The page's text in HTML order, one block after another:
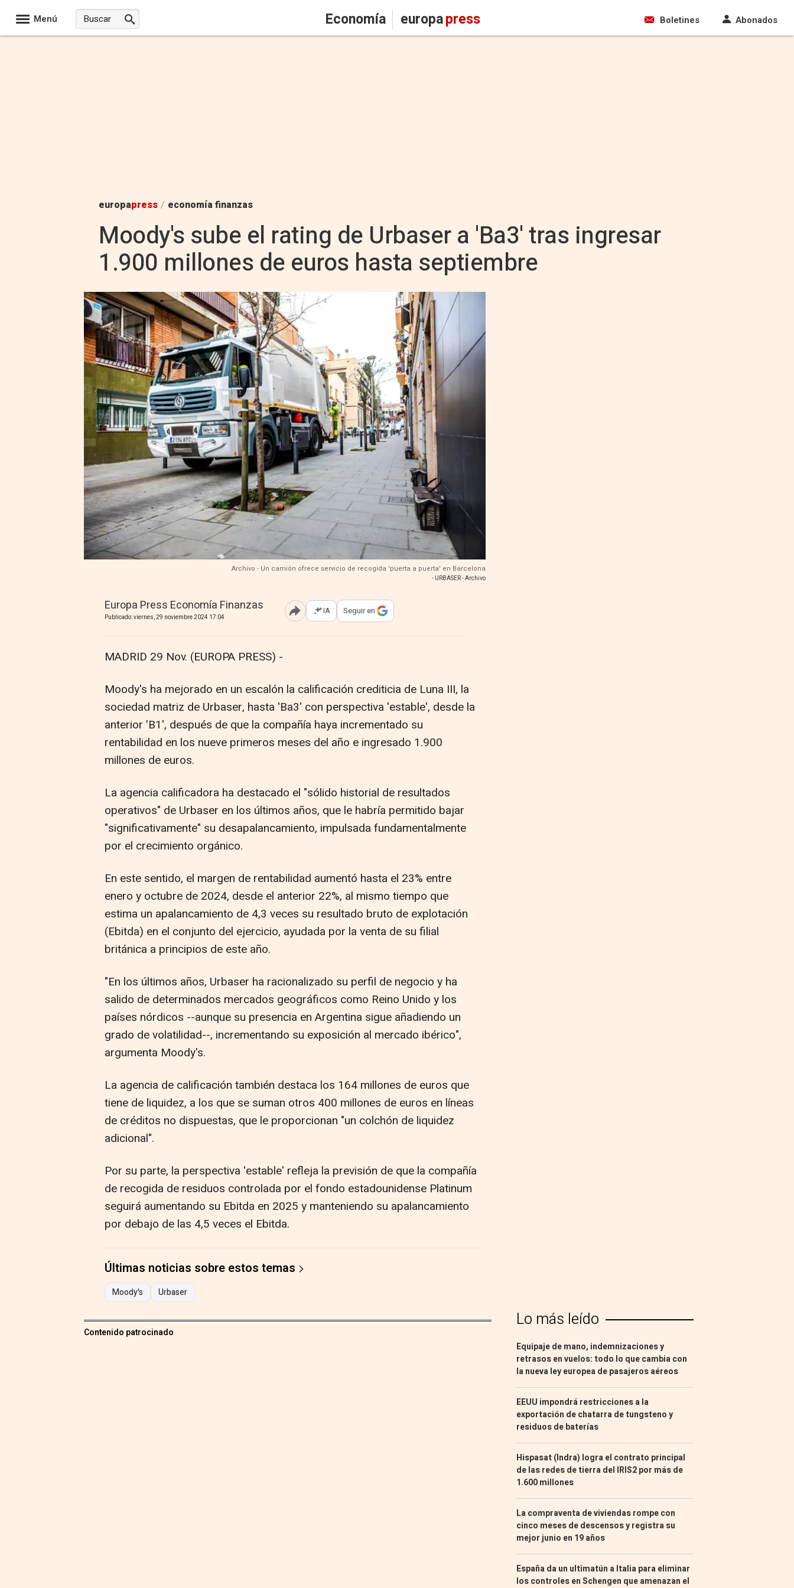
Menú Economía europapress Boletines Abonados
europapress / economía finanzas
Moody's sube el rating de Urbaser a 'Ba3' tras ingresar
1.900 millones de euros hasta septiembre
Archivo - Un camión ofrece servicio de recogida 'puerta a puerta' en Barcelona
- URBASER - Archivo
Europa Press Economía Finanzas
Publicado: viernes, 29 noviembre 2024 17:04 Abrir opciones para compartir
IA Seguir en
MADRID 29 Nov. (EUROPA PRESS) -
Moody's ha mejorado en un escalón la calificación crediticia de Luna III, la
sociedad matriz de Urbaser, hasta 'Ba3' con perspectiva 'estable', desde la
anterior 'B1', después de que la compañía haya incrementado su
rentabilidad en los nueve primeros meses del año e ingresado 1.900
millones de euros.
La agencia calificadora ha destacado el "sólido historial de resultados
operativos" de Urbaser en los últimos años, que le habría permitido bajar
"significativamente" su desapalancamiento, impulsada fundamentalmente
por el crecimiento orgánico.
En este sentido, el margen de rentabilidad aumentó hasta el 23% entre
enero y octubre de 2024, desde el anterior 22%, al mismo tiempo que
estima un apalancamiento de 4,3 veces su resultado bruto de explotación
(Ebitda) en el conjunto del ejercicio, ayudada por la venta de su filial
británica a principios de este año.
"En los últimos años, Urbaser ha racionalizado su perfil de negocio y ha
salido de determinados mercados geográficos como Reino Unido y los
países nórdicos --aunque su presencia en Argentina sigue añadiendo un
grado de volatilidad--, incrementando su exposición al mercado ibérico",
argumenta Moody's.
La agencia de calificación también destaca los 164 millones de euros que
tiene de liquidez, a los que se suman otros 400 millones de euros en líneas
de créditos no dispuestas, que le proporcionan "un colchón de liquidez
adicional".
Por su parte, la perspectiva 'estable' refleja la previsión de que la compañía
de recogida de residuos controlada por el fondo estadounidense Platinum
seguirá aumentando su Ebitda en 2025 y manteniendo su apalancamiento
por debajo de las 4,5 veces el Ebitda.
Últimas noticias sobre estos temas
Moody's Urbaser
Contenido patrocinado
Lo más leído
Equipaje de mano, indemnizaciones y
retrasos en vuelos: todo lo que cambia con
la nueva ley europea de pasajeros aéreos
EEUU impondrá restricciones a la
exportación de chatarra de tungsteno y
residuos de baterías
Hispasat (Indra) logra el contrato principal
de las redes de tierra del IRIS2 por más de
1.600 millones
La compraventa de viviendas rompe con
cinco meses de descensos y registra su
mejor junio en 19 años
España da un ultimatún a Italia para eliminar
los controles en Schengen que amenazan el